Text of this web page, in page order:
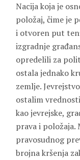
Nacija koja je
položaj, čime je
i otvoren put
izgradnje
opredelili za
ostala jednako
zemlje.
ostalim
kao jevrejske,
prava i položaja.
pravosudnog
brojna kršenja